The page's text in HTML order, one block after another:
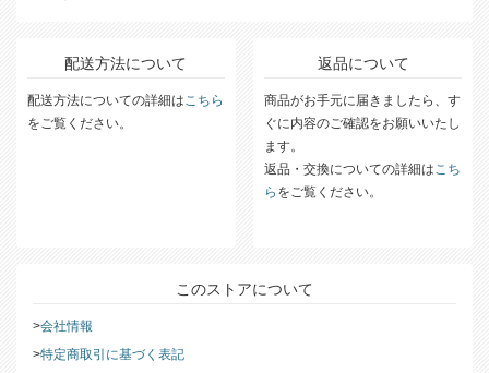
配送方法について
配送方法についての詳細は こちら
をご覧ください。
返品について
商品がお手元に届きましたら、す
ぐに内容のご確認をお願いいたし
ます。
返品・交換についての詳細は こち
ら をご覧ください。
このストアについて
会社情報
特定商取引に基づく表記